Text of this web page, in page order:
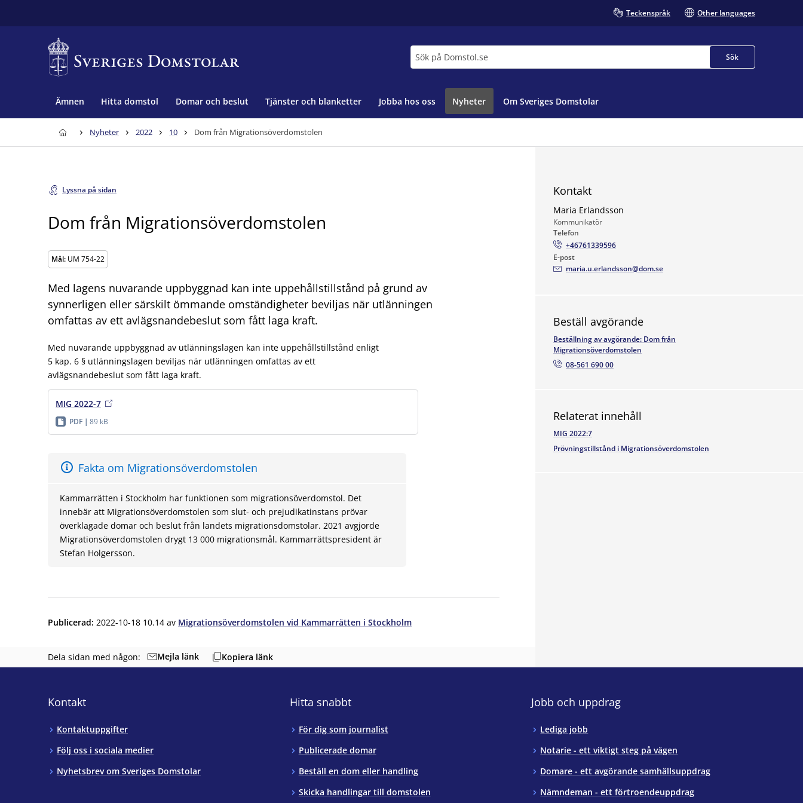
Teckenspråk Other languages
Sök
Ämnen Hitta domstol Domar och beslut Tjänster och blanketter Jobba hos oss Nyheter Om Sveriges Domstolar
Nyheter 2022 10 Dom från Migrationsöverdomstolen
Lyssna på sidan
Dom från Migrationsöverdomstolen
Mål: UM 754-22
Med lagens nuvarande uppbyggnad kan inte uppehållstillstånd på grund av
synnerligen eller särskilt ömmande omständigheter beviljas när utlänningen
omfattas av ett avlägsnandebeslut som fått laga kraft.
Med nuvarande uppbyggnad av utlänningslagen kan inte uppehållstillstånd enligt
5 kap. 6 § utlänningslagen beviljas när utlänningen omfattas av ett
avlägsnandebeslut som fått laga kraft.
MIG 2022-7
PDF 89 kB
Fakta om Migrationsöverdomstolen
Kammarrätten i Stockholm har funktionen som migrationsöverdomstol. Det
innebär att Migrationsöverdomstolen som slut- och prejudikatinstans prövar
överklagade domar och beslut från landets migrationsdomstolar. 2021 avgjorde
Migrationsöverdomstolen drygt 13 000 migrationsmål. Kammarrättspresident är
Stefan Holgersson.
Publicerad: 2022-10-18 10.14 av Migrationsöverdomstolen vid Kammarrätten i Stockholm
Dela sidan med någon: Mejla länk Kopiera länk
Kontakt
Maria Erlandsson
Kommunikatör
Telefon
+46761339596
E-post
maria.u.erlandsson@dom.se
Beställ avgörande
Beställning av avgörande: Dom från
Migrationsöverdomstolen
08-561 690 00
Relaterat innehåll
MIG 2022:7
Prövningstillstånd i Migrationsöverdomstolen
Kontakt
Kontaktuppgifter
Följ oss i sociala medier
Nyhetsbrev om Sveriges Domstolar
Hitta snabbt
För dig som journalist
Publicerade domar
Beställ en dom eller handling
Skicka handlingar till domstolen
Jobb och uppdrag
Lediga jobb
Notarie - ett viktigt steg på vägen
Domare - ett avgörande samhällsuppdrag
Nämndeman - ett förtroendeuppdrag